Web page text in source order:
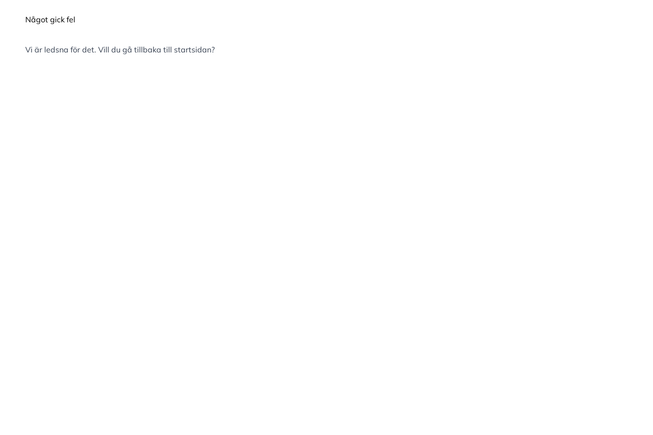
Något gick fel
Vi är ledsna för det. Vill du gå tillbaka till startsidan?